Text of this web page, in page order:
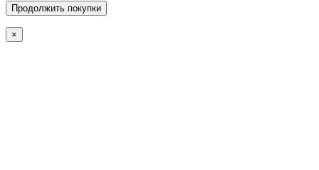
Продолжить покупки
×